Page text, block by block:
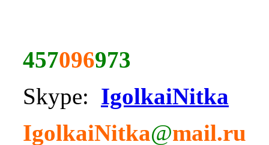
457096973
Skype: IgolkaiNitka
IgolkaiNitka@mail.ru